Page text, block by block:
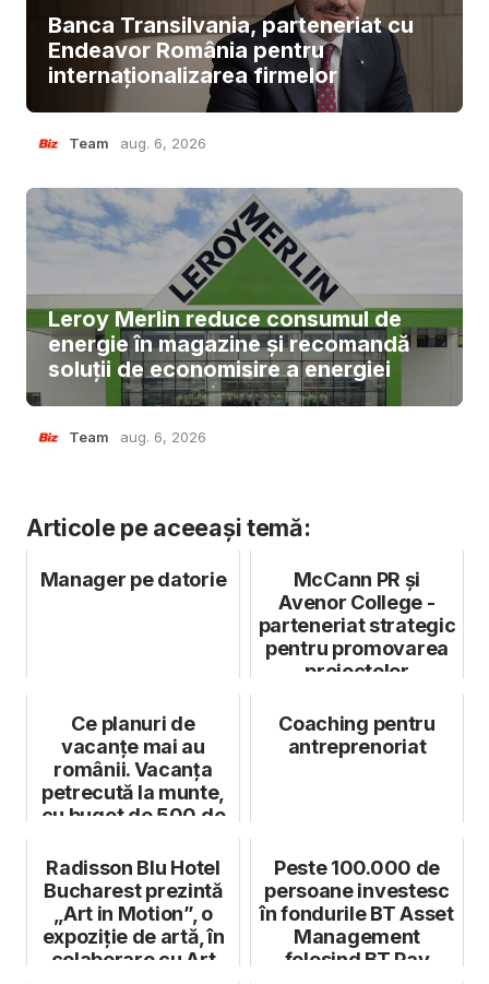
Banca Transilvania, parteneriat cu
Endeavor România pentru
internaționalizarea firmelor
Team aug. 6, 2026
Leroy Merlin reduce consumul de
energie în magazine și recomandă
soluții de economisire a energiei
Team aug. 6, 2026
Articole pe aceeași temă:
Manager pe datorie
McCann PR și
Avenor College -
parteneriat strategic
pentru promovarea
proiectelor
Ce planuri de
vacanțe mai au
românii. Vacanța
petrecută la munte,
cu buget de 500 de
Coaching pentru
antreprenoriat
Radisson Blu Hotel
Bucharest prezintă
„Art in Motion”, o
expoziție de artă, în
colaborare cu Art
Peste 100.000 de
persoane investesc
în fondurile BT Asset
Management
folosind BT Pay